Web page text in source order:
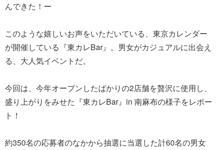
んできた！ー
このような嬉しいお声をいただいている、東京カレンダー
が開催している『東カレBar』。男女がカジュアルに出会え
る、大人気イベントだ。
今回は、今年オープンしたばかりの2店舗を贅沢に使用し、
盛り上がりをみせた『東カレBar』in 南麻布の様子をレポー
ト！
約350名の応募者のなかから抽選に当選した計60名の男女